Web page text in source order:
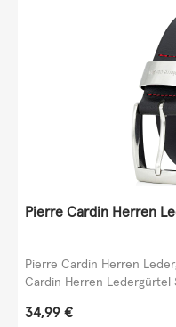
Pierre Cardin Herren
Pierre Cardin Herren
Cardin Herren Ledergürtel
Regulärer Preis:
34,99 €